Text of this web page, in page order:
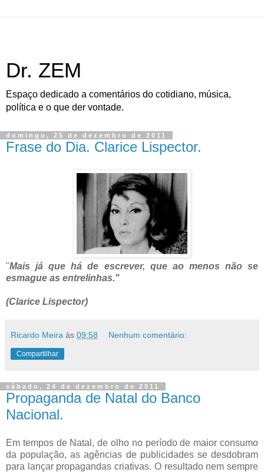
Dr. ZEM
Espaço dedicado a comentários do cotidiano, música,
política e o que der vontade.
domingo, 25 de dezembro de 2011
Frase do Dia. Clarice Lispector.
"Mais já que há de escrever, que ao menos não se
esmague as entrelinhas."
(Clarice Lispector)
Ricardo Meira às 09:58 Nenhum comentário:
Compartilhar
sábado, 24 de dezembro de 2011
Propaganda de Natal do Banco
Nacional.
Em tempos de Natal, de olho no período de maior consumo
da população, as agências de publicidades se desdobram
para lançar propagandas criativas. O resultado nem sempre